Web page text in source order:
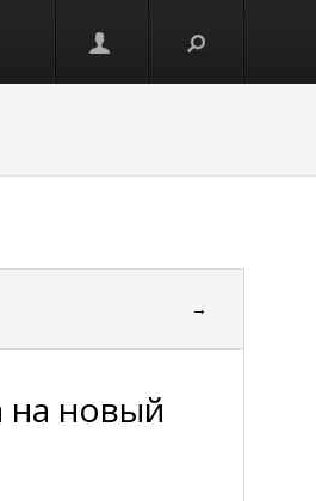
→
новый